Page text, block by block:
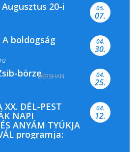
20-i 05.
07.
A boldogság 04.
30.
börze 04.
25.
XX. DÉL-PEST
NAPI
ANYÁM TYÚKJA
programja:
04.
12.
DERSHAN